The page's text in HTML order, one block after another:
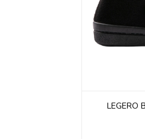
LEGERO